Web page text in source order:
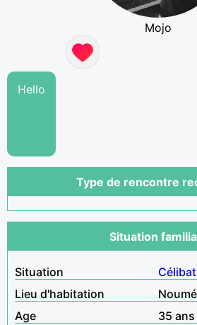
Mojo
Hello
Type de rencontre
Situation
Situation
Lieu d'habitation
Age
35 ans